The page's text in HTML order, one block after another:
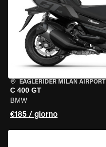
EAGLERIDER MILAN AIRPORT
C 400 GT
BMW
€185 / giorno